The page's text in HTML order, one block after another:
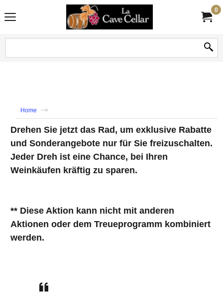
0
Home
Drehen Sie jetzt das Rad, um exklusive Rabatte
und Sonderangebote nur für Sie freizuschalten.
Jeder Dreh ist eine Chance, bei Ihren
Weinkäufen kräftig zu sparen.
** Diese Aktion kann nicht mit anderen
Aktionen oder dem Treueprogramm kombiniert
werden.